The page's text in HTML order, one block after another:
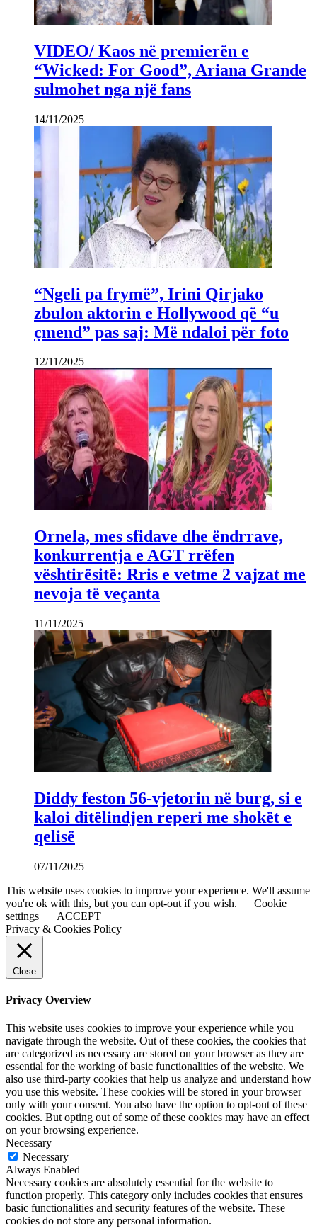
VIDEO/ Kaos në premierën e
“Wicked: For Good”, Ariana Grande
sulmohet nga një fans
14/11/2025
“Ngeli pa frymë”, Irini Qirjako
zbulon aktorin e Hollywood që “u
çmend” pas saj: Më ndaloi për foto
12/11/2025
Ornela, mes sfidave dhe ëndrrave,
konkurrentja e AGT rrëfen
vështirësitë: Rris e vetme 2 vajzat me
nevoja të veçanta
11/11/2025
Diddy feston 56-vjetorin në burg, si e
kaloi ditëlindjen reperi me shokët e
qelisë
07/11/2025
This website uses cookies to improve your experience. We'll assume
you're ok with this, but you can opt-out if you wish.
Cookie
settings
ACCEPT
Privacy & Cookies Policy
Close
Privacy Overview
This website uses cookies to improve your experience while you
navigate through the website. Out of these cookies, the cookies that
are categorized as necessary are stored on your browser as they are
essential for the working of basic functionalities of the website. We
also use third-party cookies that help us analyze and understand how
you use this website. These cookies will be stored in your browser
only with your consent. You also have the option to opt-out of these
cookies. But opting out of some of these cookies may have an effect
on your browsing experience.
Necessary
Necessary
Always Enabled
Necessary cookies are absolutely essential for the website to
function properly. This category only includes cookies that ensures
basic functionalities and security features of the website. These
cookies do not store any personal information.